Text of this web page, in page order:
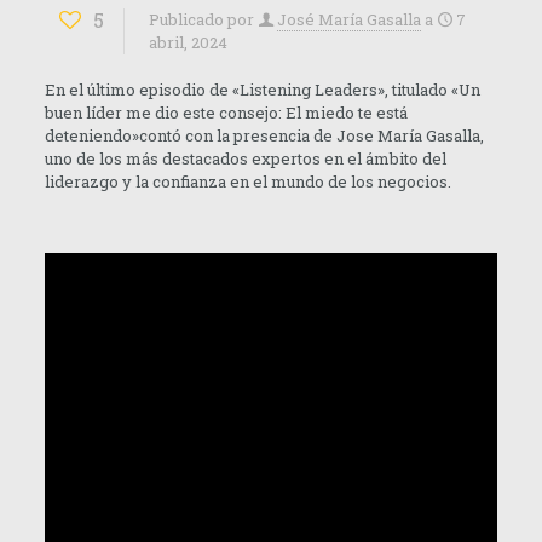
5 Publicado por José María Gasalla a
7
abril, 2024
En el último episodio de «Listening Leaders», titulado «Un
buen líder me dio este consejo: El miedo te está
deteniendo»contó con la presencia de Jose María Gasalla,
uno de los más destacados expertos en el ámbito del
liderazgo y la confianza en el mundo de los negocios.